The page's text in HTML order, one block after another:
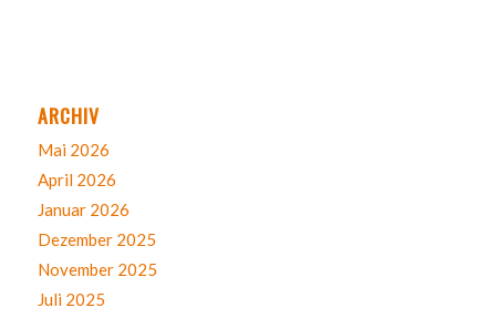
ARCHIV
Mai 2026
April 2026
Januar 2026
Dezember 2025
November 2025
Juli 2025